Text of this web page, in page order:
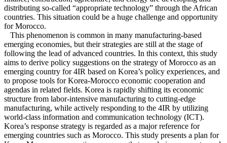
distributing so-called “appropriate technology” through the African
countries. This situation could be a huge challenge and opportunity
for Morocco.
This phenomenon is common in many manufacturing-based
emerging economies, but their strategies are still at the stage of
following the lead of advanced countries. In this context, this study
aims to derive policy suggestions on the strategy of Morocco as an
emerging country for 4IR based on Korea’s policy experiences, and
to propose tools for Korea-Morocco economic cooperation and
agendas in related fields. Korea is rapidly shifting its economic
structure from labor-intensive manufacturing to cutting-edge
manufacturing, while actively responding to the 4IR by utilizing
world-class information and communication technology (ICT).
Korea’s response strategy is regarded as a major reference for
emerging countries such as Morocco. This study presents a plan for